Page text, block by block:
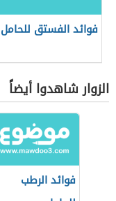
فوائد الفستق للحامل
الزوار شاهدوا أيضاً
فوائد الرطب